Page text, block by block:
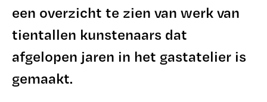
een overzicht te zien van werk van
tientallen kunstenaars dat
afgelopen jaren in het gastatelier is
gemaakt.